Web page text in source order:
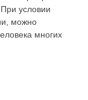
условии
можно
многих